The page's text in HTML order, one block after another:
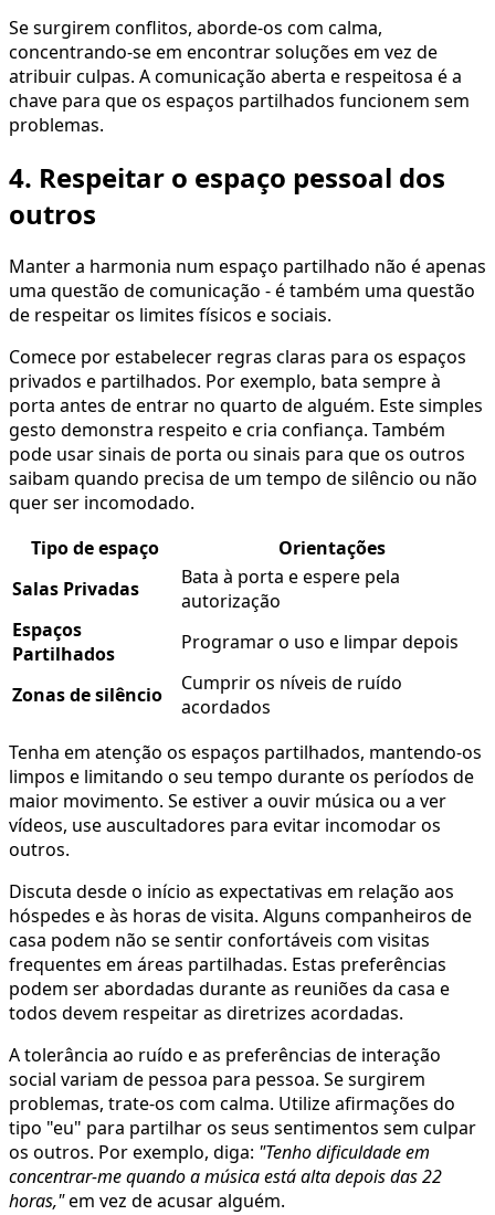
Se surgirem conflitos, aborde-os com calma,
concentrando-se em encontrar soluções em vez de
atribuir culpas. A comunicação aberta e respeitosa é a
chave para que os espaços partilhados funcionem sem
problemas.
4. Respeitar o espaço pessoal dos
outros
Manter a harmonia num espaço partilhado não é apenas
uma questão de comunicação - é também uma questão
de respeitar os limites físicos e sociais.
Comece por estabelecer regras claras para os espaços
privados e partilhados. Por exemplo, bata sempre à
porta antes de entrar no quarto de alguém. Este simples
gesto demonstra respeito e cria confiança. Também
pode usar sinais de porta ou sinais para que os outros
saibam quando precisa de um tempo de silêncio ou não
quer ser incomodado.
Tipo de espaço
Orientações
Salas Privadas
Bata à porta e espere pela
autorização
Espaços
Partilhados
Programar o uso e limpar depois
Zonas de silêncio
Cumprir os níveis de ruído
acordados
Tenha em atenção os espaços partilhados, mantendo-os
limpos e limitando o seu tempo durante os períodos de
maior movimento. Se estiver a ouvir música ou a ver
vídeos, use auscultadores para evitar incomodar os
outros.
Discuta desde o início as expectativas em relação aos
hóspedes e às horas de visita. Alguns companheiros de
casa podem não se sentir confortáveis com visitas
frequentes em áreas partilhadas. Estas preferências
podem ser abordadas durante as reuniões da casa e
todos devem respeitar as diretrizes acordadas.
A tolerância ao ruído e as preferências de interação
social variam de pessoa para pessoa. Se surgirem
problemas, trate-os com calma. Utilize afirmações do
tipo "eu" para partilhar os seus sentimentos sem culpar
os outros. Por exemplo, diga: "Tenho dificuldade em
concentrar-me quando a música está alta depois das 22
horas,"em vez de acusar alguém.